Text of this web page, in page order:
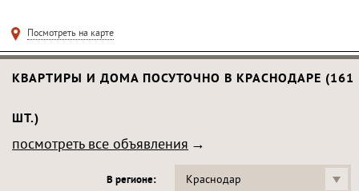
Посмотреть на карте
КВАРТИРЫ И ДОМА ПОСУТОЧНО В КРАСНОДАРЕ (161
ШТ.)
посмотреть все объявления
В регионе: Краснодар